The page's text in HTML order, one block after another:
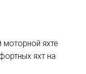
яхте
яхт на